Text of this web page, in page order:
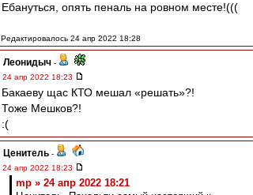
Ебануться, опять пеналь на ровном месте!(((
Редактировалось 24 апр 2022 18:28
Леонидыч -
24 апр 2022 18:23
Бакаеву щас КТО мешал «решать»?!
Тоже Мешков?!
:(
Ценитель -
24 апр 2022 18:23
mp » 24 апр 2022 18:21